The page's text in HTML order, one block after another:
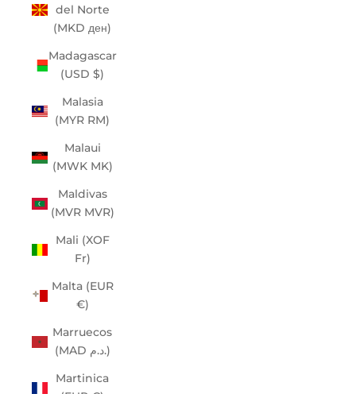
del Norte
(MKD ден)
Madagascar
(USD $)
Malasia
(MYR RM)
Malaui
(MWK MK)
Maldivas
(MVR MVR)
Mali (XOF
Fr)
Malta (EUR
€)
Marruecos
(MAD د.م.)
Martinica